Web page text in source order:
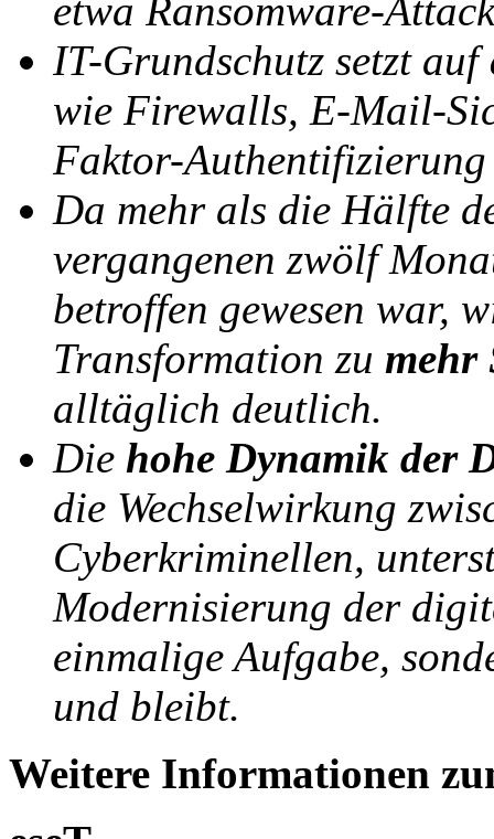
etwa Ransomware-
IT-Grundschutz setzt auf
wie Firewalls, E-Mail-
Faktor-
Da mehr als die Hälfte
vergangenen zwölf
betroffen gewesen war,
Transformation zu mehr
alltäglich deutlich.
Die hohe Dynamik der
die Wechselwirkung
Cyberkriminellen,
Modernisierung der
einmalige Aufgabe,
und bleibt.
Weitere Informationen